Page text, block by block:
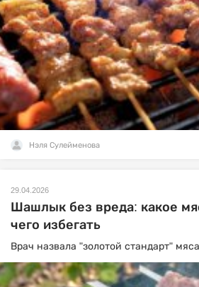
Нэля Сулейменова
29.04.2026
Шашлык без вреда: какое
чего избегать
Врач назвала "золотой стандарт"